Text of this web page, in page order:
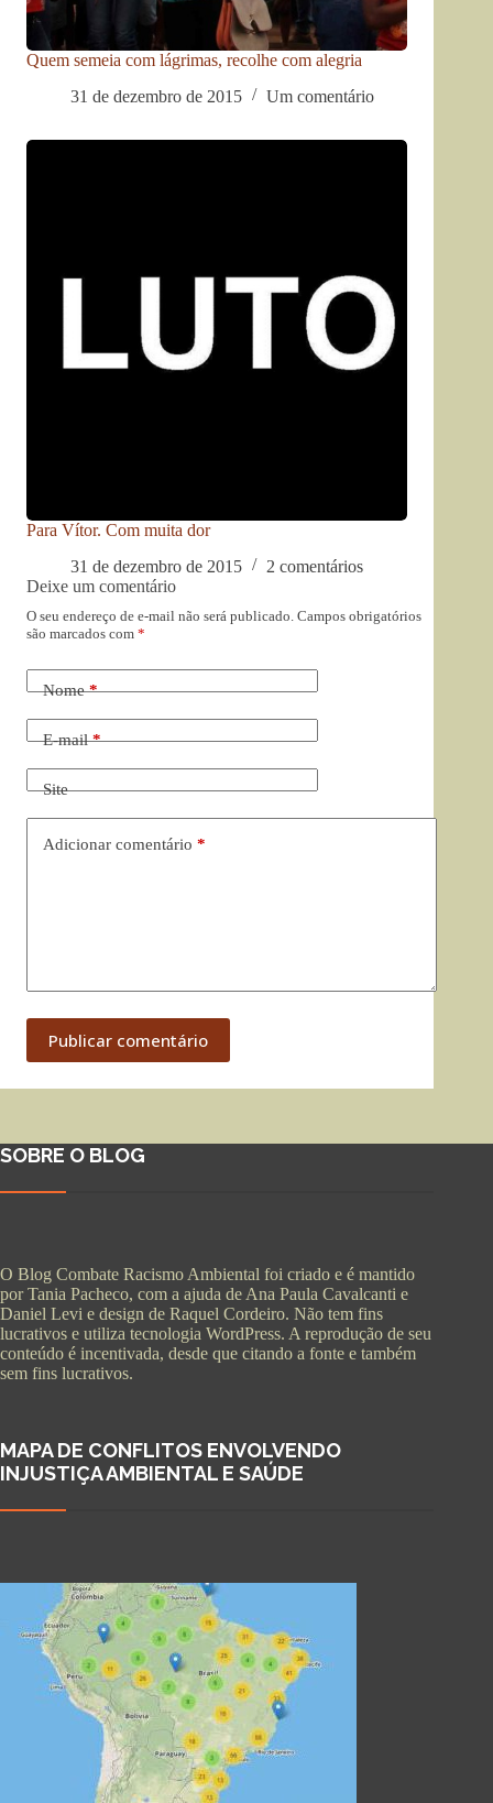
Quem semeia com lágrimas, recolhe com alegria
31 de dezembro de 2015
Um comentário
Para Vítor. Com muita dor
31 de dezembro de 2015
2 comentários
Deixe um comentário
O seu endereço de e-mail não será publicado. Campos obrigatórios
são marcados com *
Nome*
E-mail*
Site
Adicionar comentário *
Publicar comentário
SOBRE O BLOG
O Blog Combate Racismo Ambiental foi criado e é mantido
por Tania Pacheco, com a ajuda de Ana Paula Cavalcanti e
Daniel Levi e design de Raquel Cordeiro. Não tem fins
lucrativos e utiliza tecnologia WordPress. A reprodução de seu
conteúdo é incentivada, desde que citando a fonte e também
sem fins lucrativos.
MAPA DE CONFLITOS ENVOLVENDO
INJUSTIÇA AMBIENTAL E SAÚDE